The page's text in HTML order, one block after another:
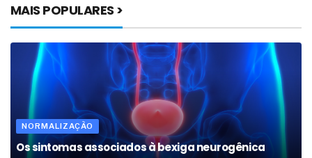
MAIS POPULARES >
NORMALIZAÇÃO
Os sintomas associados à bexiga neurogênica